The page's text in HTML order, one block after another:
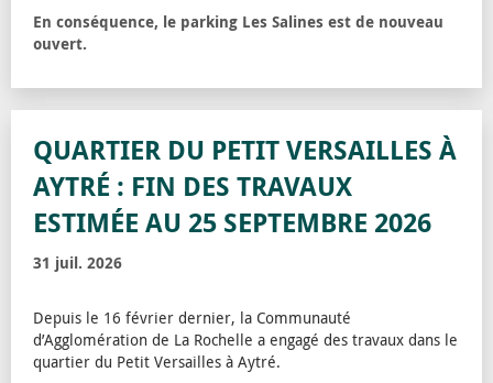
En conséquence, le parking Les Salines est de nouveau
ouvert.
QUARTIER DU PETIT VERSAILLES À
AYTRÉ : FIN DES TRAVAUX
ESTIMÉE AU 25 SEPTEMBRE 2026
31 juil. 2026
Depuis le 16 février dernier, la Communauté
d’Agglomération de La Rochelle a engagé des travaux dans le
quartier du Petit Versailles à Aytré.